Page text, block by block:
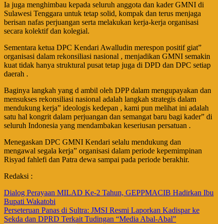
Ia juga menghimbau kepada seluruh anggota dan kader GMNI di
Sulawesi Tenggara untuk tetap solid, kompak dan terus menjaga
berisan nafas perjuangan serta melakukan kerja-kerja organisasi
secara kolektif dan kolegial.
Sementara ketua DPC Kendari Awalludin merespon positif giat”
organisasi dalam rekonsiliasi nasional , menjadikan GMNI semakin
kuat tidak hanya struktural pusat tetap juga di DPD dan DPC setiap
daerah .
Baginya langkah yang d ambil oleh DPP dalam mengupayakan dan
mensukses rekonsiliasi nasional adalah langkah strategis dalam
mendukung kerja” ideologis kedepan , kami pun melihat ini adalah
satu hal kongrit dalam perjuangan dan semangat baru bagi kader” di
seluruh Indonesia yang mendambakan keseriusan persatuan .
Menegaskan DPC GMNI Kendari selalu mendukung dan
mengawal segala kerja” organisasi dalam periode kepemimpinan
Risyad fahlefi dan Patra dewa sampai pada periode berakhir.
Redaksi :
Navigasi
pos
Dialog Perayaan MILAD Ke-2 Tahun, GEPPMACIB Hadirkan Ibu
Bupati Wakatobi
Perseteruan Panas di Sultra: JMSI Resmi Laporkan Kadispar ke
Sekda dan DPRD Terkait Tudingan “Media Abal-Abal”